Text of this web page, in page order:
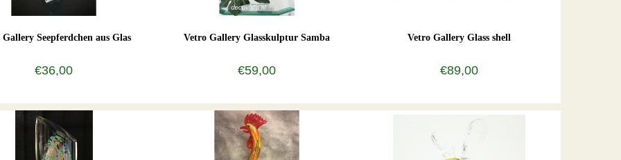
Seepferdchen aus Glas
€36,00
Vetro Gallery Glasskulptur Samba
€59,00
Vetro Gallery Glass shell
€89,00